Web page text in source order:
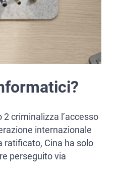
criminalizza l’accesso
internazionale
ratificato, Cina ha solo
perseguito via